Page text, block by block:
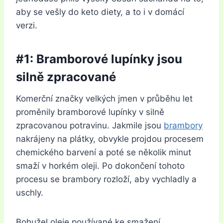
aby se vešly do keto diety, a to i v domácí
verzi.
#1: Bramborové lupínky jsou
silně zpracované
Komerční značky velkých jmen v průběhu let
proměnily bramborové lupínky v silně
zpracovanou potravinu. Jakmile jsou brambory
nakrájeny na plátky, obvykle projdou procesem
chemického barvení a poté se několik minut
smaží v horkém oleji. Po dokončení tohoto
procesu se brambory rozloží, aby vychladly a
uschly.